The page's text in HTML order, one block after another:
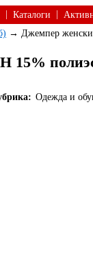
Каталоги
→ Джемпер
Одежда и